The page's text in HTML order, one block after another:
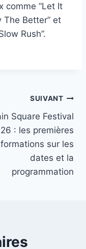
comme “Let It
The Better” et
Rush”.
SUIVANT
Square Festival
: les premières
sur les
dates et la
programmation